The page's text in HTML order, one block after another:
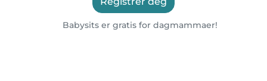
Babysits er gratis for dagmammaer!